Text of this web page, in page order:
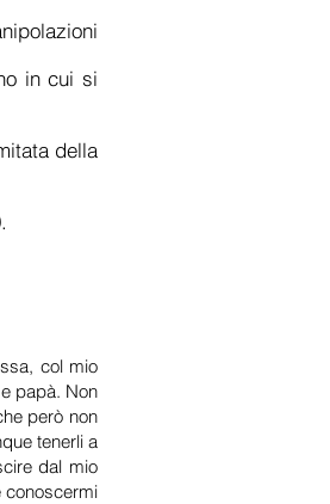
in cui si
della
col mio
papà. Non
però non
tenerli a
dal mio
conoscermi